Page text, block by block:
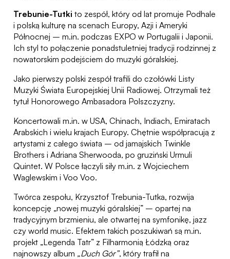
Trebunie-Tutki to zespół, który od lat promuje Podhale
i polską kulturę na scenach Europy, Azji i Ameryki
Północnej – m.in. podczas EXPO w Portugalii i Japonii.
Ich styl to połączenie ponadstuletniej tradycji rodzinnej z
nowatorskim podejściem do muzyki góralskiej.
Jako pierwszy polski zespół trafili do czołówki Listy
Muzyki Świata Europejskiej Unii Radiowej. Otrzymali też
tytuł Honorowego Ambasadora Polszczyzny.
Koncertowali m.in. w USA, Chinach, Indiach, Emiratach
Arabskich i wielu krajach Europy. Chętnie współpracują z
artystami z całego świata – od jamajskich Twinkle
Brothers i Adriana Sherwooda, po gruziński Urmuli
Quintet. W Polsce łączyli siły m.in. z Wojciechem
Waglewskim i Voo Voo.
Twórca zespołu, Krzysztof Trebunia-Tutka, rozwija
koncepcję „nowej muzyki góralskiej” – opartej na
tradycyjnym brzmieniu, ale otwartej na symfonikę, jazz
czy world music. Efektem takich poszukiwań są m.in.
projekt „Legenda Tatr” z Filharmonią Łódzką oraz
najnowszy album „Duch Gór”, który trafił na